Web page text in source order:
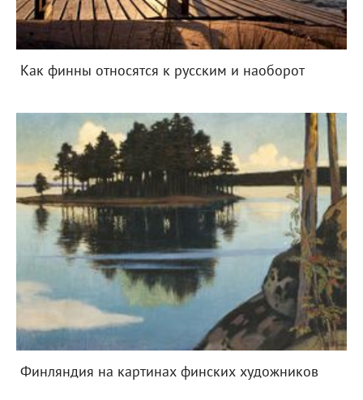
Как финны относятся к русским и наоборот
Финляндия на картинах финских художников